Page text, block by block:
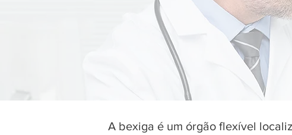
A bexiga é um órgão flexível